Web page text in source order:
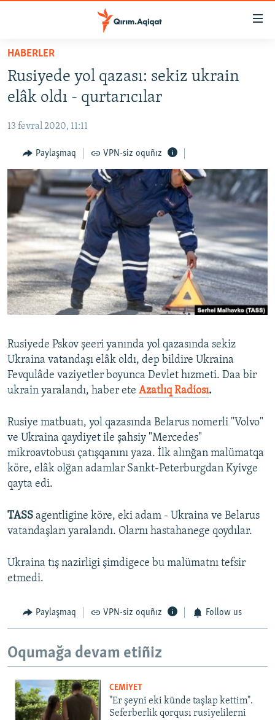
Esas
qaytmaq
Baş
qaytmaq
qaytmaq
SİYASET
CEMİYET
MEDENİYET
İNSAN AQLARI
VİDEO
SÜRET
BLOGLAR
FİKİR
Русский
Українською
QOŞULIÑIZ!
HABERLER
Rusiyede yol qazası: sekiz ukrain
elâk oldı - qurtarıcılar
13 fevral 2020, 11:11
Paylaşmaq VPN-siz oquñız
Rusiyede Pskov şeeri yanında yol qazasında sekiz
Ukraina vatandaşı elâk oldı, dep bildire Ukraina
Fevqulâde vaziyetler boyunca Devlet hızmeti. Daa bir
ukrain yaralandı, haber ete Azatlıq Radiosı.
Rusiye matbuatı, yol qazasında Belarus nomerli "Volvo"
ve Ukraina qaydiyet ile şahsiy "Mercedes"
mikroavtobusı çatışqanını yaza. İlk alınğan malümatqa
köre, elâk olğan adamlar Sankt-Peterburgdan Kyivge
qayta edi.
TASS agentligine köre, eki adam - Ukraina ve Belarus
vatandaşları yaralandı. Olarnı hastahanege qoydılar.
Ukraina tış nazirligi şimdigece bu malümatnı tefsir
etmedi.
Paylaşmaq VPN-siz oquñız Follow us
Oqumağa devam etiñiz
CEMİYET
"Er şeyni eki künde taşlap kettim".
Seferberlik qorqusı rusiyelilerni